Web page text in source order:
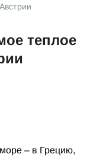
теплое
– в Грецию,